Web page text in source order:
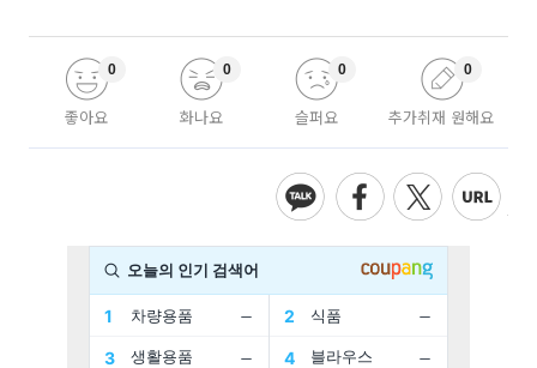
좋아요
0
화나요
0
슬퍼요
0
추가취재 원해요
0